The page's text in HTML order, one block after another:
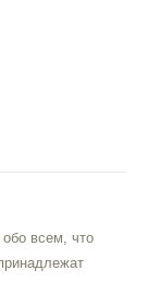
всем, что